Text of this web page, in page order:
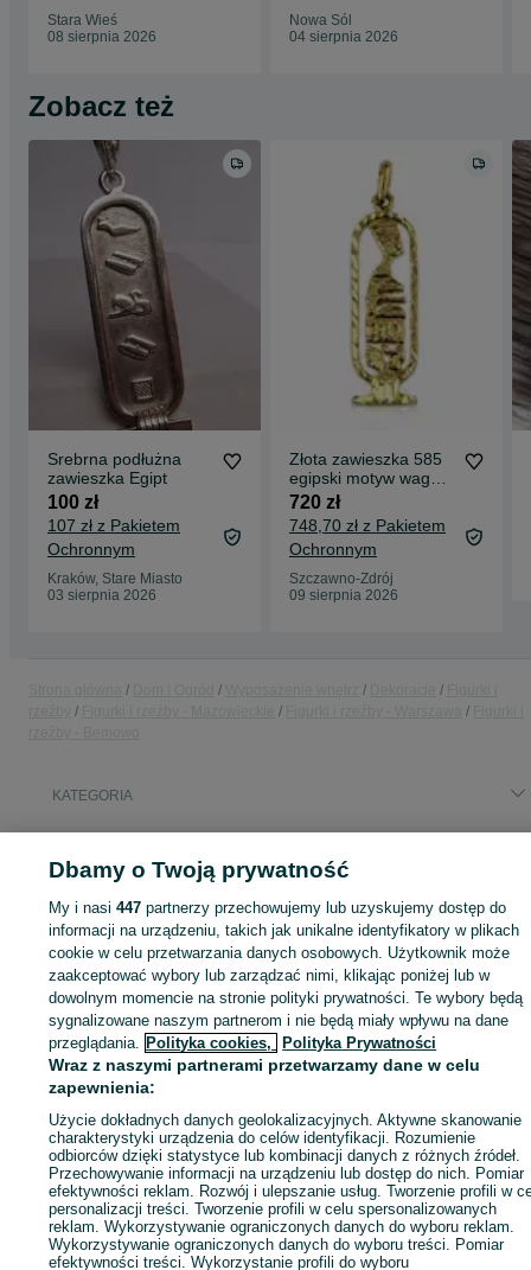
Stara Wieś
08 sierpnia 2026
Nowa Sól
04 sierpnia 2026
Zobacz też
Srebrna podłużna
zawieszka Egipt
100 zł
107 zł z Pakietem
Ochronnym
Kraków, Stare Miasto
03 sierpnia 2026
Złota zawieszka 585
egipski motyw waga
1,44 g
720 zł
748,70 zł z Pakietem
Ochronnym
Szczawno-Zdrój
09 sierpnia 2026
KATEGORIA
684040409
Zaloguj się lub załóż konto na OLX, aby skontaktować się z
sprzedającym
Zaloguj się / Załóż konto
Zadzwoń / SMS Wyślij wiadomość
Dbamy o Twoją prywatność
My i nasi447 partnerzy przechowujemy lub uzyskujemy dostęp do
informacji na urządzeniu, takich jak unikalne identyfikatory w plikach
cookie w celu przetwarzania danych osobowych. Użytkownik może
zaakceptować wybory lub zarządzać nimi, klikając poniżej lub w
dowolnym momencie na stronie polityki prywatności. Te wybory będą
sygnalizowane naszym partnerom i nie będą miały wpływu na dane
przeglądania. Polityka cookies, Polityka Prywatności
Wraz z naszymi partnerami przetwarzamy dane w celu
zapewnienia:
Użycie dokładnych danych geolokalizacyjnych. Aktywne skanowanie
charakterystyki urządzenia do celów identyfikacji. Rozumienie
odbiorców dzięki statystyce lub kombinacji danych z różnych źródeł.
Przechowywanie informacji na urządzeniu lub dostęp do nich. Pomiar
efektywności reklam. Rozwój i ulepszanie usług. Tworzenie profili w
personalizacji treści. Tworzenie profili w celu spersonalizowanych
reklam. Wykorzystywanie ograniczonych danych do wyboru reklam.
Wykorzystywanie ograniczonych danych do wyboru treści. Pomiar
efektywności treści. Wykorzystanie profili do wyboru